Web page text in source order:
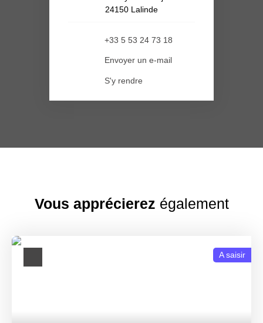
24150 Lalinde
+33 5 53 24 73 18
Envoyer un e-mail
S'y rendre
Vous apprécierez également
A saisir